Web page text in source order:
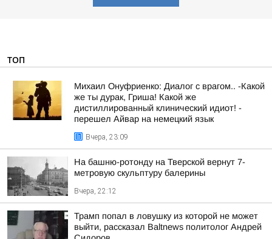
ТОП
Михаил Онуфриенко: Диалог с врагом.. -Какой
же ты дурак, Гриша! Какой же
дистиллированный клинический идиот! -
перешел Айвар на немецкий язык
Вчера, 23:09
На башню-ротонду на Тверской вернут 7-
метровую скульптуру балерины
Вчера, 22:12
Трамп попал в ловушку из которой не может
выйти, рассказал Baltnews политолог Андрей